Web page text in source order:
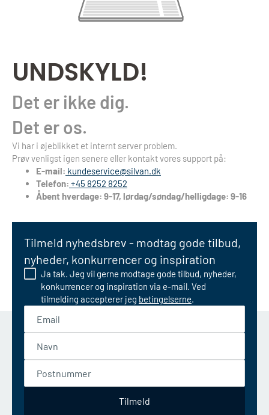
UNDSKYLD!
Det er ikke dig.
Det er os.
Vi har i øjeblikket et internt server problem.
Prøv venligst igen senere eller kontakt vores support på:
E-mail: kundeservice@silvan.dk
Telefon: +45 8252 8252
Åbent hverdage: 9-17, lørdag/søndag/helligdage: 9-16
Tilmeld nyhedsbrev - modtag gode tilbud,
nyheder, konkurrencer og inspiration
Ja tak. Jeg vil gerne modtage gode tilbud, nyheder,
konkurrencer og inspiration via e-mail. Ved
tilmelding accepterer jeg betingelserne.
Tilmeld